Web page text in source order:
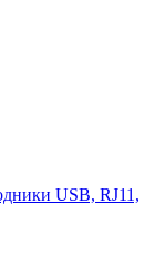
USB, RJ11,